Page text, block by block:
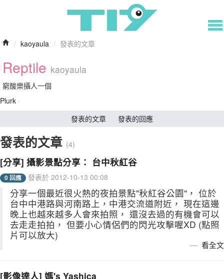
/ kaoyaula / 發表的文章
Reptile kaoyaula
窮酸樂攝人一個
Plurk ·
發表的文章
發表的回應
發表的文章 (4)
[分享] 攝影景點分享： 台中秋紅谷
0 回應 發表於 2012-10-13 00:08
分享一個最近很火熱的夜拍景點"秋紅谷公園"， 位於
台中中港路與河南路上，中港交流道附近， 現在這邊
晚上也越來越多人會來拍照， 還沒去過的有機會可以
去走走拍拍， 但要小心情侶們的閃光攻擊喔XD (點照
片可以放大)
看全文
[影像達人] 媽's Yashica